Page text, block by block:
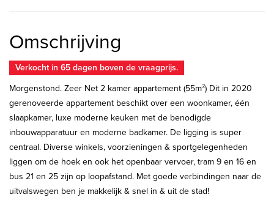
Omschrijving
Verkocht in 65 dagen boven de vraagprijs.
Morgenstond. Zeer Net 2 kamer appartement (55m²) Dit in 2020
gerenoveerde appartement beschikt over een woonkamer, één
slaapkamer, luxe moderne keuken met de benodigde
inbouwapparatuur en moderne badkamer. De ligging is super
centraal. Diverse winkels, voorzieningen & sportgelegenheden
liggen om de hoek en ook het openbaar vervoer, tram 9 en 16 en
bus 21 en 25 zijn op loopafstand. Met goede verbindingen naar de
uitvalswegen ben je makkelijk & snel in & uit de stad!